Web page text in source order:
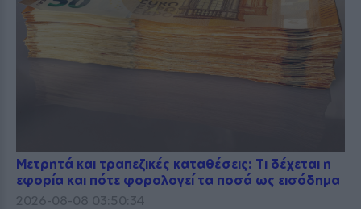
Μετρητά και τραπεζικές καταθέσεις: Τι δέχεται η
εφορία και πότε φορολογεί τα ποσά ως εισόδημα
2026-08-08 03:50:34